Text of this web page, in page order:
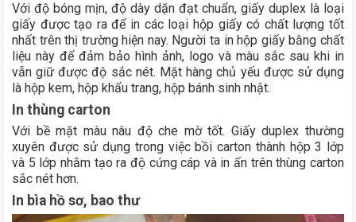
Với độ bóng mịn, độ dày dặn đạt chuẩn, giấy duplex là loại
giấy được tạo ra để in các loại hộp giấy có chất lượng tốt
nhất trên thị trường hiện nay. Người ta in hộp giấy bằng chất
liệu này để đảm bảo hình ảnh, logo và màu sắc sau khi in
vẫn giữ được độ sắc nét. Mặt hàng chủ yếu được sử dụng
là hộp kem, hộp khẩu trang, hộp bánh sinh nhật.
In thùng carton
Với bề mặt màu nâu độ che mờ tốt. Giấy duplex thường
xuyên được sử dụng trong việc bồi carton thành hộp 3 lớp
và 5 lớp nhằm tạo ra độ cứng cáp và in ấn trên thùng carton
sắc nét hơn.
In bìa hồ sơ, bao thư